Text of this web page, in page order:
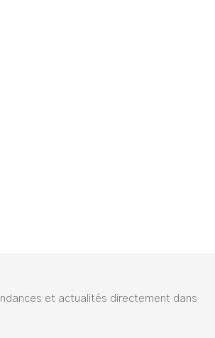
et actualités directement dans